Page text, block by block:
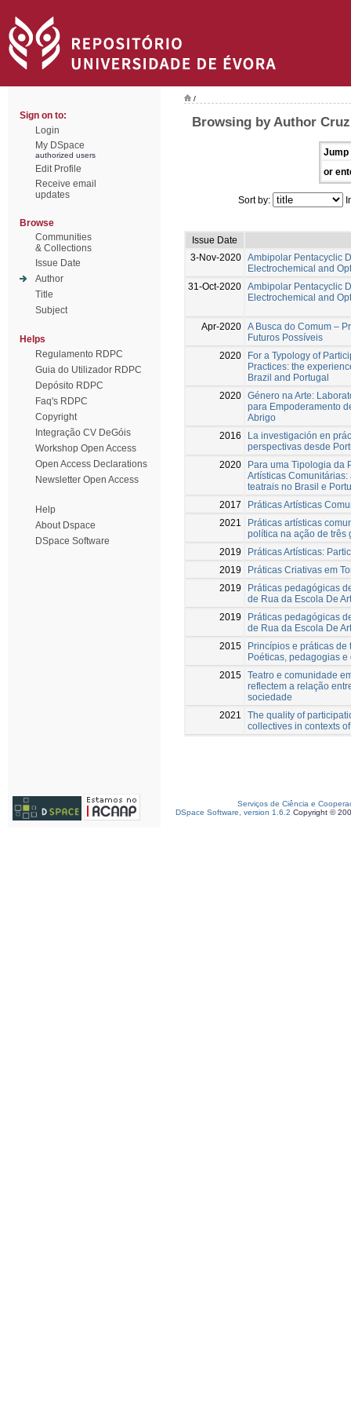
Sign on to:
Login
My DSpace
authorized users
Edit Profile
Receive email
updates
Browse
Communities
& Collections
Issue Date
Author
Title
Subject
Helps
Regulamento RDPC
Guia do Utilizador RDPC
Depósito RDPC
Faq's RDPC
Copyright
Integração CV DeGóis
Workshop Open Access
Open Access Declarations
Newsletter Open Access
Help
About Dspace
DSpace Software
/
Browsing by Author
Jump
or
Sort by:
Issue Date
3-Nov-2020 Ambipolar Pentacyclic
Electrochemical and
31-Oct-2020 Ambipolar Pentacyclic
Electrochemical and
Apr-2020 A Busca do Comum –
Futuros Possíveis
2020
For a Typology of
Practices: the
Brazil and Portugal
2020 Género na Arte:
para Empoderamento
Abrigo
2016
La investigación en
perspectivas desde
2020
Para uma Tipologia da
Artísticas
teatrais no Brasil e
2017
Práticas Artísticas
2021
Práticas artísticas
política na ação de três
2019
Práticas Artísticas:
2019
Práticas Criativas em
2019
Práticas pedagógicas
de Rua da Escola De
2019
Práticas pedagógicas
de Rua da Escola De
2015
Princípios e práticas de
Poéticas, pedagogias
2015 Teatro e comunidade
reflectem a relação
sociedade
2021
The quality of
collectives in contexts
Serviços de Ciência e
DSpace Software, version 1.6.2 Copyright ©